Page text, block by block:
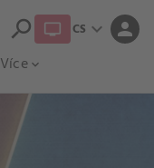
Více expand_more
search CS expand_more person